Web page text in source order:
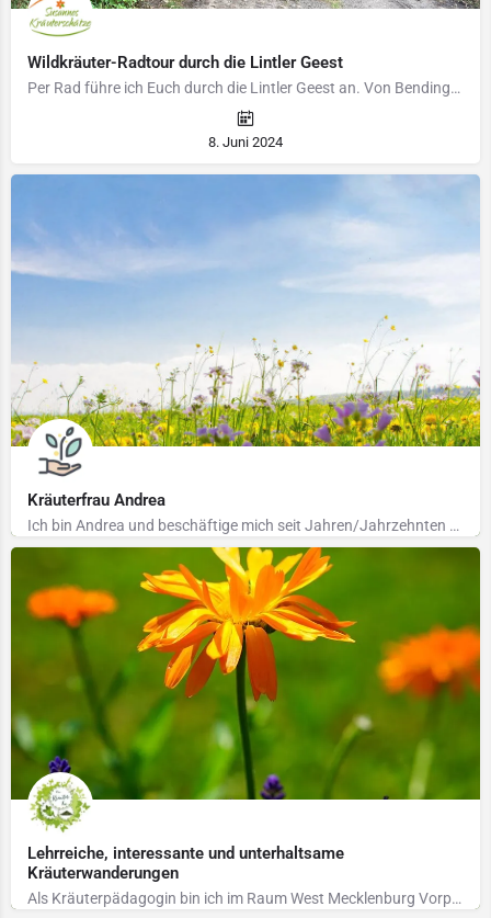
Wildkräuter-Radtour durch die Lintler Geest
Per Rad führe ich Euch durch die Lintler Geest an. Von Bendingbostel fahren wir ca. 8 km vorbei an…
8. Juni 2024
Kräuterfrau Andrea
Ich bin Andrea und beschäftige mich seit Jahren/Jahrzehnten mit Wildkräutern und würde mich freuen…
Lehrreiche, interessante und unterhaltsame
Kräuterwanderungen
Als Kräuterpädagogin bin ich im Raum West Mecklenburg Vorpommern und Ost- Niedersachsen (z.B. Dannenberg)…